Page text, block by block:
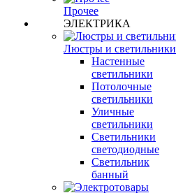
Прочее
ЭЛЕКТРИКА
Люстры и светильники
Настенные
светильники
Потолочные
светильники
Уличные
светильники
Светильники
светодиодные
Светильник
банный